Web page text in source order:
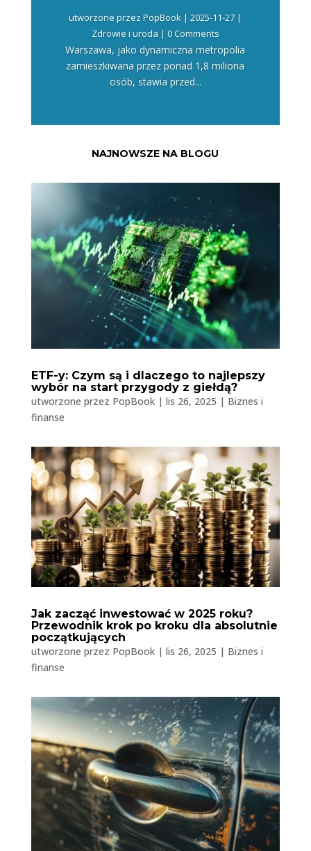
utworzone przezPopBook |2025-11-27 |
Zdrowie i uroda | 0 Comments
Warszawa, jako dynamiczna metropolia
zamieszkiwana przez ponad 1,8 miliona
osób, stawia przed...
NAJNOWSZE NA BLOGU
ETF-y: Czym są i dlaczego to najlepszy
wybór na start przygody z giełdą?
utworzone przez PopBook| lis 26, 2025 | Biznes i
finanse
Jak zacząć inwestować w 2025 roku?
Przewodnik krok po kroku dla absolutnie
początkujących
utworzone przez PopBook| lis 26, 2025 | Biznes i
finanse